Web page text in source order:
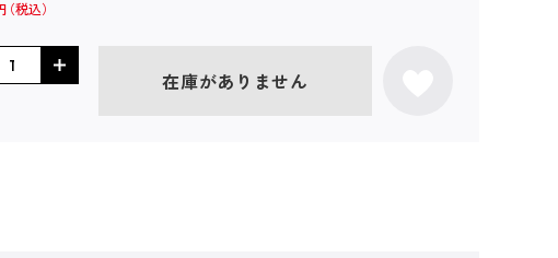
在庫がありません